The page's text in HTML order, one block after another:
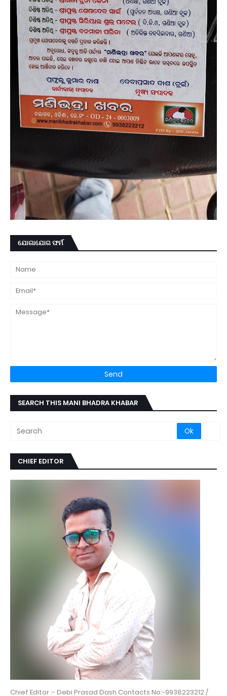
ଯୋଗାଯୋଗ ଫର୍ମ
SEARCH THIS MANI BHADRA KHABAR
CHIEF EDITOR
Chief Editor :- Debi Prasad Dash Contacts No:-9938223212 /